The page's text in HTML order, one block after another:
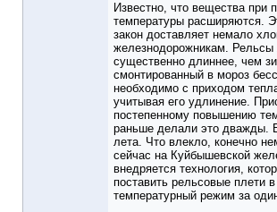
Известно, что вещества при
температуры расширяются.
закон доставляет немало
железнодорожникам. Рельсы
существенно длиннее, чем
смонтированный в мороз
необходимо с приходом
учитывая его удлинение.
постепенному повышению
раньше делали это дважды.
лета. Что влекло, конечно
сейчас на Куйбышевской
внедряется технология,
поставить рельсовые плети
температурный режим за